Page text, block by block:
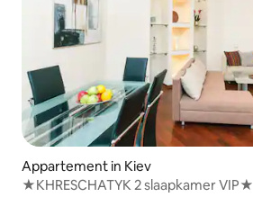
Appartement in Kiev
★KHRESCHATYK 2 slaapkamer VIP★